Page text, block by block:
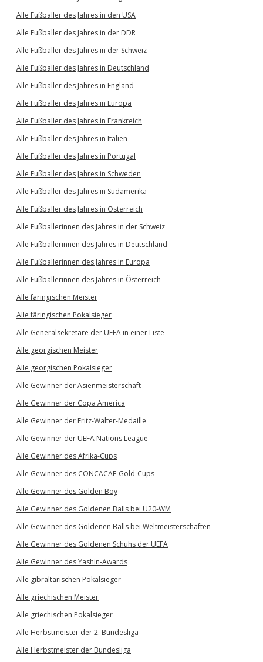
Alle Fußballer des Jahres in den USA
Alle Fußballer des Jahres in der DDR
Alle Fußballer des Jahres in der Schweiz
Alle Fußballer des Jahres in Deutschland
Alle Fußballer des Jahres in England
Alle Fußballer des Jahres in Europa
Alle Fußballer des Jahres in Frankreich
Alle Fußballer des Jahres in Italien
Alle Fußballer des Jahres in Portugal
Alle Fußballer des Jahres in Schweden
Alle Fußballer des Jahres in Südamerika
Alle Fußballer des Jahres in Österreich
Alle Fußballerinnen des Jahres in der Schweiz
Alle Fußballerinnen des Jahres in Deutschland
Alle Fußballerinnen des Jahres in Europa
Alle Fußballerinnen des Jahres in Österreich
Alle färingischen Meister
Alle färingischen Pokalsieger
Alle Generalsekretäre der UEFA in einer Liste
Alle georgischen Meister
Alle georgischen Pokalsieger
Alle Gewinner der Asienmeisterschaft
Alle Gewinner der Copa America
Alle Gewinner der Fritz-Walter-Medaille
Alle Gewinner der UEFA Nations League
Alle Gewinner des Afrika-Cups
Alle Gewinner des CONCACAF-Gold-Cups
Alle Gewinner des Golden Boy
Alle Gewinner des Goldenen Balls bei U20-WM
Alle Gewinner des Goldenen Balls bei Weltmeisterschaften
Alle Gewinner des Goldenen Schuhs der UEFA
Alle Gewinner des Yashin-Awards
Alle gibraltarischen Pokalsieger
Alle griechischen Meister
Alle griechischen Pokalsieger
Alle Herbstmeister der 2. Bundesliga
Alle Herbstmeister der Bundesliga